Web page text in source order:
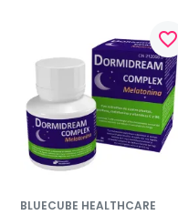
favorite_border
BLUECUBE HEALTHCARE